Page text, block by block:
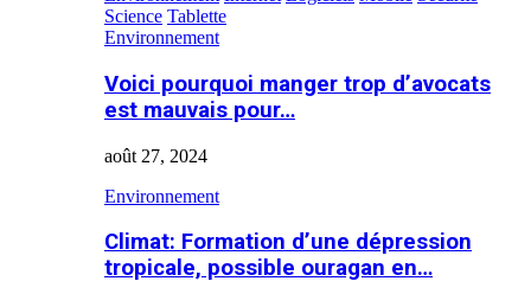
Science Tablette
Environnement
Voici pourquoi manger trop d’avocats
est mauvais pour…
août 27, 2024
Environnement
Climat: Formation d’une dépression
tropicale, possible ouragan en…